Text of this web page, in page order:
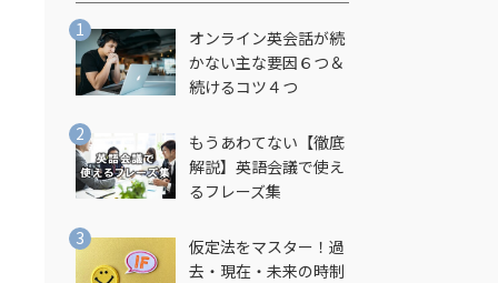
オンライン英会話が続
かない主な要因６つ＆
続けるコツ４つ
もうあわてない【徹底
解説】英語会議で使え
るフレーズ集
仮定法をマスター！過
去・現在・未来の時制